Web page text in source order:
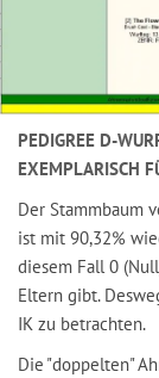
PEDIGREE D-
EXEMPLARISCH
Der Stammbaum
ist mit 90,32%
diesem Fall 0
Eltern gibt.
IK zu betrachten.
Die "doppelten"